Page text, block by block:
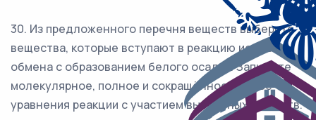
30. Из предложенного перечня веществ выберите
вещества, которые вступают в реакцию ионного
обмена с образованием белого осадка. Запишите
молекулярное, полное и сокращённое ионное
уравнения реакции с участием выбранных веществ.